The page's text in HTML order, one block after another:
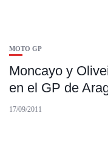
MOTO GP
Moncayo y
en el GP de
17/09/2011